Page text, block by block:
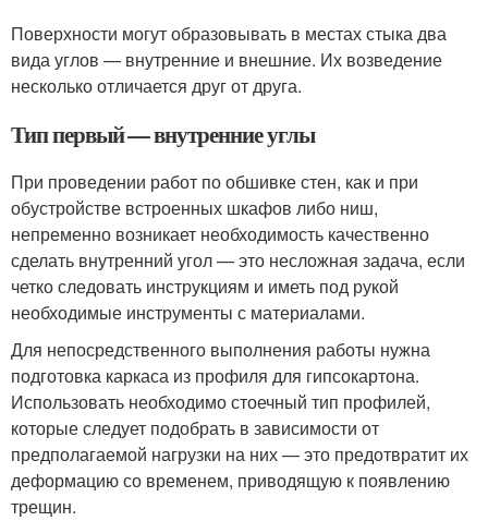
Поверхности могут образовывать в местах стыка два
вида углов — внутренние и внешние. Их возведение
несколько отличается друг от друга.
Тип первый — внутренние углы
При проведении работ по обшивке стен, как и при
обустройстве встроенных шкафов либо ниш,
непременно возникает необходимость качественно
сделать внутренний угол — это несложная задача, если
четко следовать инструкциям и иметь под рукой
необходимые инструменты с материалами.
Для непосредственного выполнения работы нужна
подготовка каркаса из профиля для гипсокартона.
Использовать необходимо стоечный тип профилей,
которые следует подобрать в зависимости от
предполагаемой нагрузки на них — это предотвратит их
деформацию со временем, приводящую к появлению
трещин.